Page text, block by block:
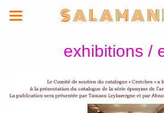
S A L A M A
exhibitions /